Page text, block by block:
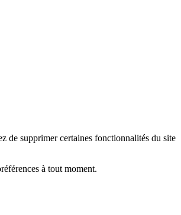
de supprimer certaines fonctionnalités du site
à tout moment.